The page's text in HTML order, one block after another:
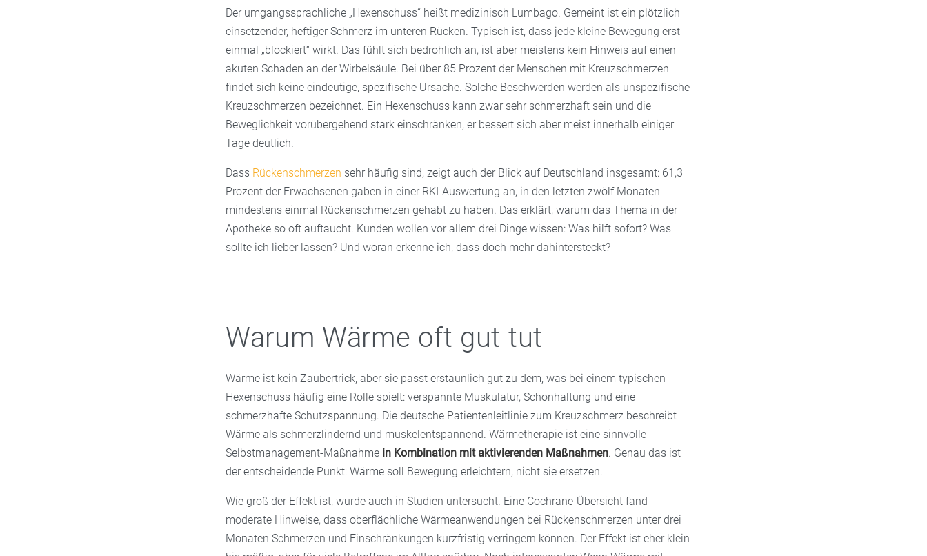
Der umgangssprachliche „Hexenschuss“ heißt medizinisch Lumbago. Gemeint ist ein plötzlich
einsetzender, heftiger Schmerz im unteren Rücken. Typisch ist, dass jede kleine Bewegung erst
einmal „blockiert“ wirkt. Das fühlt sich bedrohlich an, ist aber meistens kein Hinweis auf einen
akuten Schaden an der Wirbelsäule. Bei über 85 Prozent der Menschen mit Kreuzschmerzen
findet sich keine eindeutige, spezifische Ursache. Solche Beschwerden werden als unspezifische
Kreuzschmerzen bezeichnet. Ein Hexenschuss kann zwar sehr schmerzhaft sein und die
Beweglichkeit vorübergehend stark einschränken, er bessert sich aber meist innerhalb einiger
Tage deutlich.
Dass Rückenschmerzen sehr häufig sind, zeigt auch der Blick auf Deutschland insgesamt: 61,3
Prozent der Erwachsenen gaben in einer RKI-Auswertung an, in den letzten zwölf Monaten
mindestens einmal Rückenschmerzen gehabt zu haben. Das erklärt, warum das Thema in der
Apotheke so oft auftaucht. Kunden wollen vor allem drei Dinge wissen: Was hilft sofort? Was
sollte ich lieber lassen? Und woran erkenne ich, dass doch mehr dahintersteckt?
Warum Wärme oft gut tut
Wärme ist kein Zaubertrick, aber sie passt erstaunlich gut zu dem, was bei einem typischen
Hexenschuss häufig eine Rolle spielt: verspannte Muskulatur, Schonhaltung und eine
schmerzhafte Schutzspannung. Die deutsche Patientenleitlinie zum Kreuzschmerz beschreibt
Wärme als schmerzlindernd und muskelentspannend. Wärmetherapie ist eine sinnvolle
Selbstmanagement-Maßnahme in Kombination mit aktivierenden Maßnahmen. Genau das ist
der entscheidende Punkt: Wärme soll Bewegung erleichtern, nicht sie ersetzen.
Wie groß der Effekt ist, wurde auch in Studien untersucht. Eine Cochrane-Übersicht fand
moderate Hinweise, dass oberflächliche Wärmeanwendungen bei Rückenschmerzen unter drei
Monaten Schmerzen und Einschränkungen kurzfristig verringern können. Der Effekt ist eher klein